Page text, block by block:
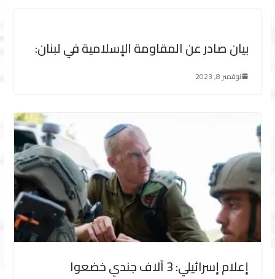
بيان صادر عن المقاومة الإسلامية في لبنان:‏
نوفمبر 8, 2023
إعلام إسرائيلي: 3 آلاف جندي خضعوا